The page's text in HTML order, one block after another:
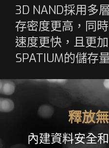
3D NAND採用多
存密度更高，同
速度更快，且更
SPATIUM的儲存
釋放
內建資料安全